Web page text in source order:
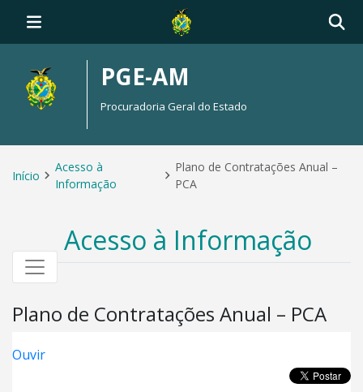
PGE-AM
Procuradoria Geral do Estado
Início
Acesso à
Informação
Plano de Contratações Anual –
PCA
Acesso à Informação
Plano de Contratações Anual – PCA
Ouvir